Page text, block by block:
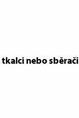
nebo sběrači